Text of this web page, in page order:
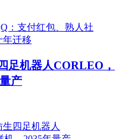
足机器人CORLEO，
产